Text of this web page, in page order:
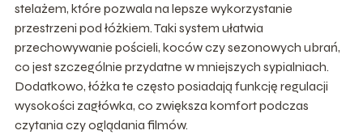
stelażem, które pozwala na lepsze wykorzystanie
przestrzeni pod łóżkiem. Taki system ułatwia
przechowywanie pościeli, koców czy sezonowych ubrań,
co jest szczególnie przydatne w mniejszych sypialniach.
Dodatkowo, łóżka te często posiadają funkcję regulacji
wysokości zagłówka, co zwiększa komfort podczas
czytania czy oglądania filmów.